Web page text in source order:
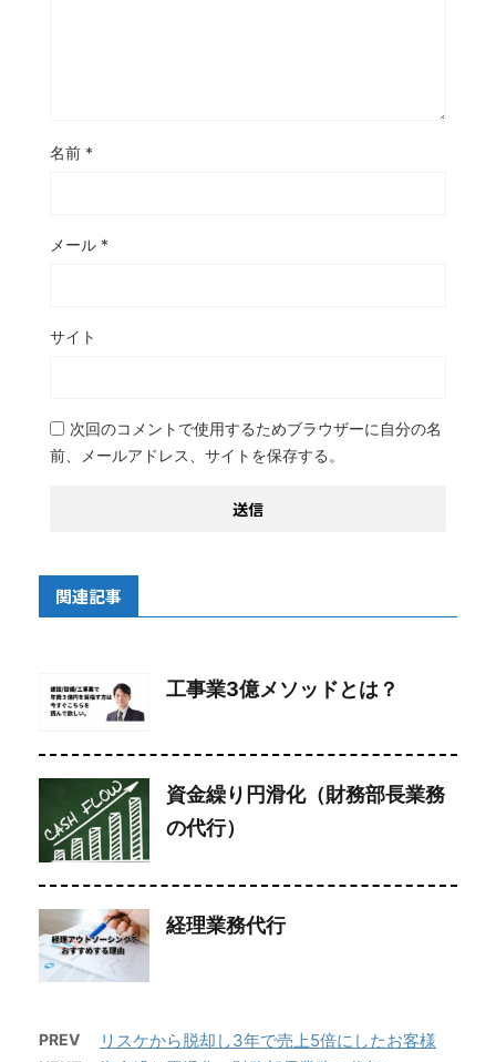
名前 *
メール *
サイト
次回のコメントで使用するためブラウザーに自分の名
前、メールアドレス、サイトを保存する。
関連記事
工事業3億メソッドとは？
資金繰り円滑化（財務部長業務
の代行）
経理業務代行
PREV リスケから脱却し3年で売上5倍にしたお客様